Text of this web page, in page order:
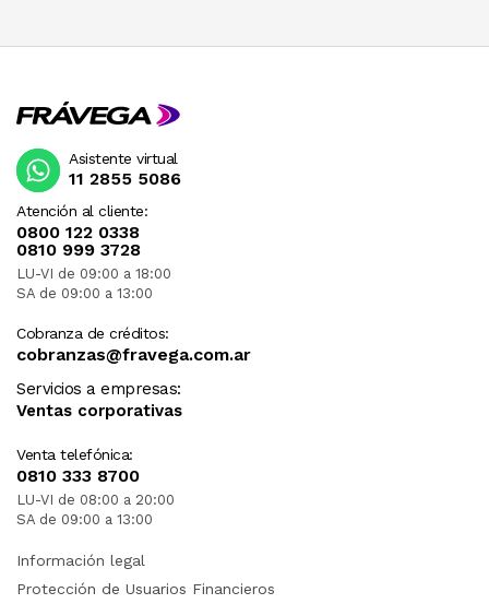
Atención al cliente:
0800 122 0338
0810 999 3728
LU-VI de 09:00 a 18:00
SA de 09:00 a 13:00
Cobranza de créditos:
cobranzas@fravega.com.ar
Servicios a empresas:
Ventas corporativas
Venta telefónica:
0810 333 8700
LU-VI de 08:00 a 20:00
SA de 09:00 a 13:00
Asistente virtual
11 2855 5086
Información legal
Protección de Usuarios Financieros